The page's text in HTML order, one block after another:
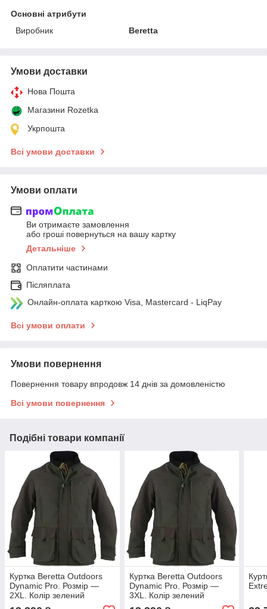
Основні атрибути
Виробник
Beretta
Умови доставки
Нова Пошта
Магазини Rozetka
Укрпошта
Всі умови доставки
Умови оплати
Ви отримаєте замовлення
або гроші повернуться на вашу картку
Детальніше
Оплатити частинами
Післяплата
Онлайн-оплата карткою Visa, Mastercard - LiqPay
Всі умови оплати
Умови повернення
Повернення товару впродовж 14 днів за домовленістю
Всі умови повернення
Подібні товари компанії
Куртка Beretta Outdoors
Dynamic Pro. Розмір —
2XL. Колір зелений
Куртка Beretta Outdoors
Dynamic Pro. Розмір —
3XL. Колір зелений